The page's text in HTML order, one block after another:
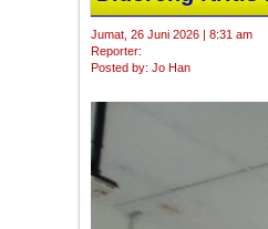
Jumat, 26 Juni 2026 | 8:31 am
Reporter:
Posted by: Jo Han